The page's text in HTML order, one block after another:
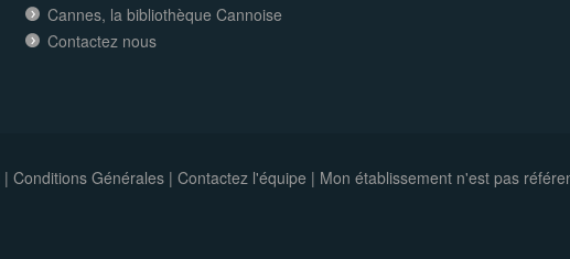
Cannes, la bibliothèque Cannoise
Contactez nous
| Conditions Générales| Contactez l'équipe | Mon établissement n'est pas